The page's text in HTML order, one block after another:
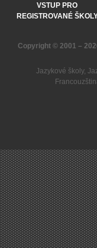
VSTUP PRO
REGISTROVANÉ
Copyright © 2001 –
Jazykové školy,